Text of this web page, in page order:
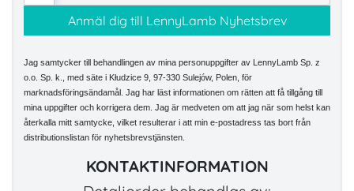
Jag samtycker till behandlingen av mina personuppgifter av LennyLamb Sp. z
o.o. Sp. k., med säte i Kłudzice 9, 97-330 Sulejów, Polen, för
marknadsföringsändamål. Jag har läst informationen om rätten att få tillgång till
mina uppgifter och korrigera dem. Jag är medveten om att jag när som helst kan
återkalla mitt samtycke, vilket resulterar i att min e-postadress tas bort från
distributionslistan för nyhetsbrevstjänsten.
KONTAKTINFORMATION